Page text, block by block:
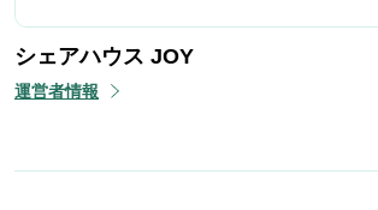
シェアハウス JOY
運営者情報